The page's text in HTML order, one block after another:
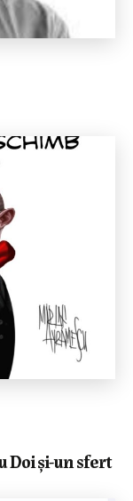
Doi și-un sfert